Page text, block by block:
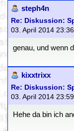
steph4n
Re: Diskussion:
03. April 2014 23:36
genau, und wenn
kixxtrixx
Re: Diskussion:
03. April 2014 23:59
Hehe da bin ich